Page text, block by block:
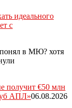
идеального
с
в МЮ? хотя
получит €50 млн
АПЛ»06.08.2026